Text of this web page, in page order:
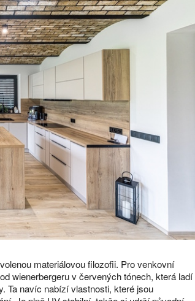
materiálovou filozofii. Pro venkovní
od wienerbergeru v červených tónech, která ladí
Ta navíc nabízí vlastnosti, které jsou